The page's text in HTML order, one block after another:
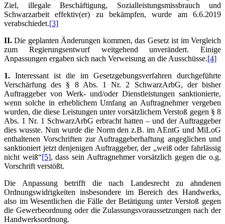
Ziel, illegale Beschäftigung, Sozialleistungsmissbrauch und
Schwarzarbeit effektiv(er) zu bekämpfen, wurde am 6.6.2019
verabschiedet.[3]
II. Die geplanten Änderungen kommen, das Gesetz ist im Vergleich
zum Regierungsentwurf weitgehend unverändert. Einige
Anpassungen ergaben sich nach Verweisung an die Ausschüsse.[4]
1. Interessant ist die im Gesetzgebungsverfahren durchgeführte
Verschärfung des § 8 Abs. 1 Nr. 2 SchwarzArbG, der bisher
Auftraggeber von Werk- und/oder Dienstleistungen sanktionierte,
wenn solche in erheblichem Umfang an Auftragnehmer vergeben
wurden, die diese Leistungen unter vorsätzlichem Verstoß gegen § 8
Abs. 1 Nr. 1 SchwarzArbG erbracht hatten – und der Auftraggeber
dies wusste. Nun wurde die Norm den z.B. im AEntG und MiLoG
enthaltenen Vorschriften zur Auftraggeberhaftung angeglichen und
sanktioniert jetzt denjenigen Auftraggeber, der „weiß oder fahrlässig
nicht weiß“[5], dass sein Auftragnehmer vorsätzlich gegen die o.g.
Vorschrift verstößt.
Die Anpassung betrifft die nach Landesrecht zu ahndenen
Ordnungswidrigkeiten insbesondere im Bereich des Handwerks,
also im Wesentlichen die Fälle der Betätigung unter Verstoß gegen
die Gewerbeordnung oder die Zulassungsvoraussetzungen nach der
Handwerksordnung.